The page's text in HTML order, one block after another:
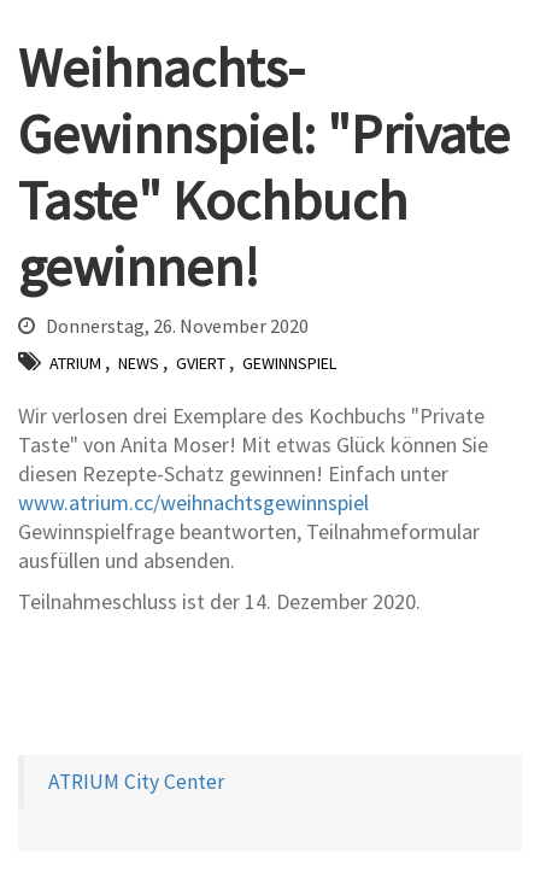
Weihnachts-
Gewinnspiel: "Private
Taste" Kochbuch
gewinnen!
Donnerstag, 26. November 2020
ATRIUM , NEWS , GVIERT , GEWINNSPIEL
Wir verlosen drei Exemplare des Kochbuchs "Private
Taste" von Anita Moser! Mit etwas Glück können Sie
diesen Rezepte-Schatz gewinnen! Einfach unter
www.atrium.cc/weihnachtsgewinnspiel
Gewinnspielfrage beantworten, Teilnahmeformular
ausfüllen und absenden.
Teilnahmeschluss ist der 14. Dezember 2020.
ATRIUM City Center